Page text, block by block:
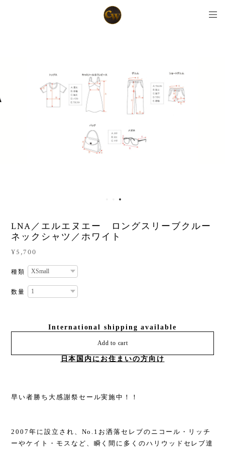
LNA／エルエヌエー ロングスリーブクルー
ネックシャツ／ホワイト
¥5,700
種類
数量
International shipping available
Add to cart
日本国内にお住まいの方向け
早い者勝ち大感謝祭セール実施中！！
2007年に設立され、No.1お洒落セレブのニコール・リッチ
ーやケイト・モスなど、瞬く間に多くのハリウッドセレブ達